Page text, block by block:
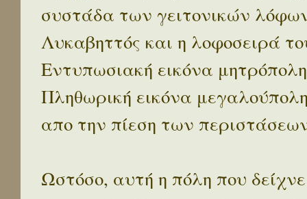
συστάδα των γειτονικών
Λυκαβηττός και η λοφοσειρά
Εντυπωσιακή εικόνα
Πληθωρική εικόνα
απο την πίεση των
Ωστόσο, αυτή η πόλη που